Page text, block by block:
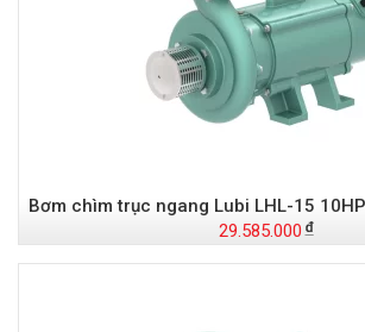
Bơm chìm trục ngang Lubi LHL-15
29.585.000